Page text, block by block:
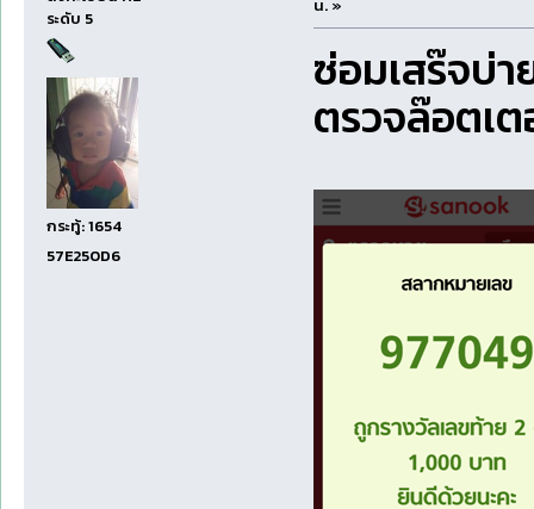
ระดับ 5
กระทู้: 1654
57E250D6
น. »
ซ่อมเสร๊จบ่า
ตรวจล๊อตเ